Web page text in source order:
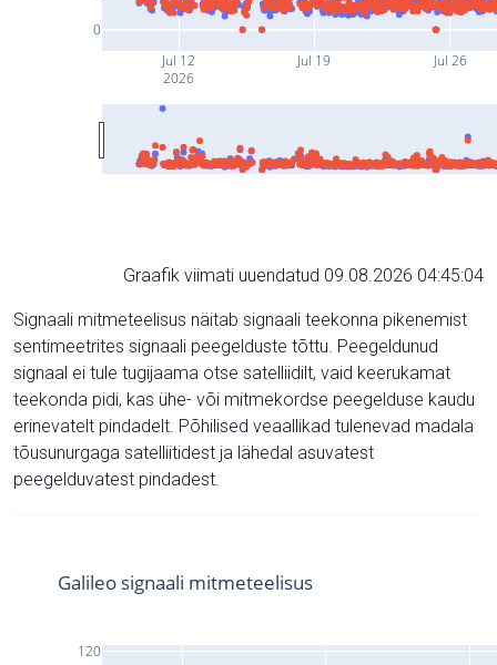
Jul 12
2026
Jul 19 Jul 26
0
Graafik viimati uuendatud 09.08.2026 04:45:04
Signaali mitmeteelisus näitab signaali teekonna pikenemist
sentimeetrites signaali peegelduste tõttu. Peegeldunud
signaal ei tule tugijaama otse satelliidilt, vaid keerukamat
teekonda pidi, kas ühe- või mitmekordse peegelduse kaudu
erinevatelt pindadelt. Põhilised veaallikad tulenevad madala
tõusunurgaga satelliitidest ja lähedal asuvatest
peegelduvatest pindadest.
120
Galileo signaali mitmeteelisus